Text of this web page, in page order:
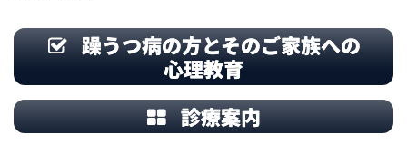
躁うつ病の方とそのご家族への
心理教育
診療案内